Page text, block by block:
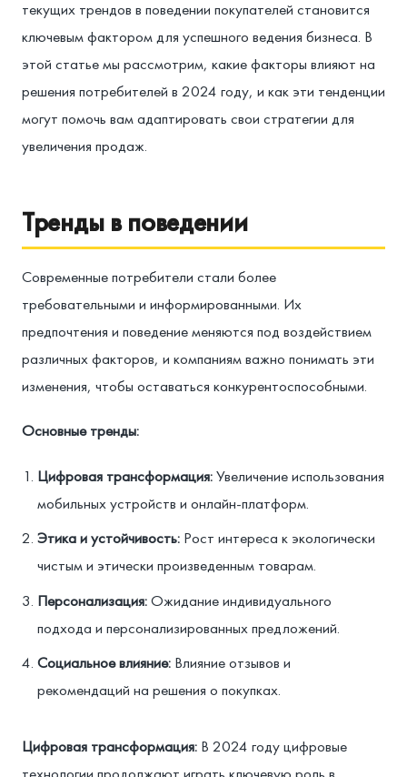
текущих трендов в поведении покупателей становится
ключевым фактором для успешного ведения бизнеса. В
этой статье мы рассмотрим, какие факторы влияют на
решения потребителей в 2024 году, и как эти тенденции
могут помочь вам адаптировать свои стратегии для
увеличения продаж.
Тренды в поведении
Современные потребители стали более
требовательными и информированными. Их
предпочтения и поведение меняются под воздействием
различных факторов, и компаниям важно понимать эти
изменения, чтобы оставаться конкурентоспособными.
Основные тренды:
Цифровая трансформация:Увеличение использования
мобильных устройств и онлайн-платформ.
Этика и устойчивость: Рост интереса к экологически
чистым и этически произведенным товарам.
Персонализация:Ожидание индивидуального
подхода и персонализированных предложений.
Социальное влияние: Влияние отзывов и
рекомендаций на решения о покупках.
Цифровая трансформация: В 2024 году цифровые